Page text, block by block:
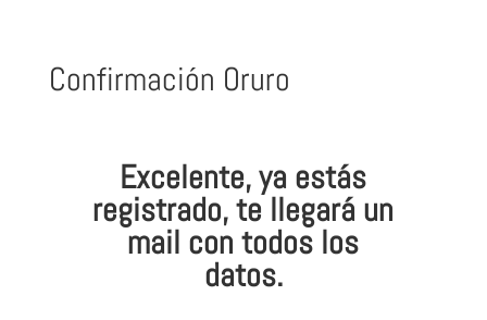
Confirmación Oruro
Excelente, ya estás
registrado, te llegará un
mail con todos los
datos.